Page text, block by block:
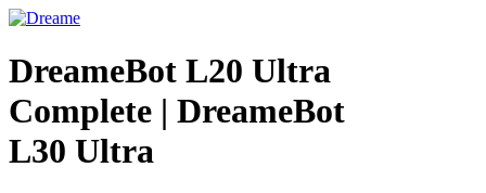
DreameBot L20 Ultra
Complete | DreameBot
L30 Ultra